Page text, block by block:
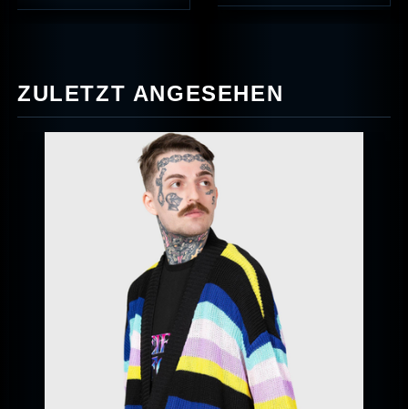
ZULETZT ANGESEHEN